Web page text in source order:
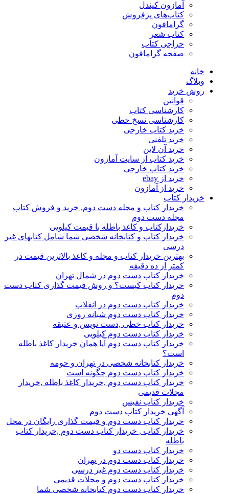
آمازون کیندل
کتاب‌های پرفروش
گرامافون
کتاب شعر
حراجی کتاب
صفحه گرامافون
خانه
وبلاگ
روش خرید
قوانین
کارشناسی کتاب
کارشناسی نسخ خطی
خرید کتاب خارجی
خرید تلفنی
خرید آن لاین
خرید کتاب از سایت آمازون
خرید کتاب خارجی
خرید از ebay
خرید از آمازون
خریدار کتاب
خریدار کتاب و مجله دست دوم, خرید و فروش کتاب
مجله دست دوم
خریدارکتاب و کاغذ باطله با قیمت کیلویی
خریدار کتاب و کتابخانه شخصی شما شامل کتابهای غیر
درسی
بهترین خریدار کتاب و مجله و کاغذ بالاترین قیمت در
کمتر از ده دقیقه
خریدار کتاب دست دوم در شمال تهران
خریدار کتاب کیست؟ و روش قیمت گذاری کتاب دست
دوم
خریدار کتاب دست دوم در انقلاب
خریدار کتاب دست دوم شبانه روزی
خریدار کتاب خطی ,دست نویس و عتیقه
خریدار کتاب دست دوم کیلویی
خریدار کتاب دست دوم آیا همان خریدار کاغذ باطله
است؟
خریدار کتابخانه شخصی در تهران و حومه
خریدار کتاب دست دوم چگونه است
خریدار کتاب دست دوم ,خریدار کاغذ باطله ,خریدار
مجلات قدیمی
خریدار کتاب نفیس
آگهی خریدار کتاب دست دوم
خریدار کتاب دست دوم و قیمت گذاری رایگان در محل
خریدار کتاب , خریدار کتاب دست دوم ,خریدار کتاب
باطله
خریدار کتاب دست دو
خریدار کتاب دست دوم در تهران
خریدار کتاب دست دوم غیر درسی
خریدار کتاب دست دوم و مجلات قدیمی
خریدار کتاب دست دوم کتابخانه شخصی شما